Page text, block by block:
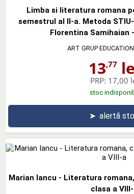
Limba si literatura romana
semestrul al II-a. Metoda STIU-
Florentina Samihaian
ART GRUP
13,77
PRP: 17,00
stoc
➤ alertă
Marian Iancu - Literatura
clasa a